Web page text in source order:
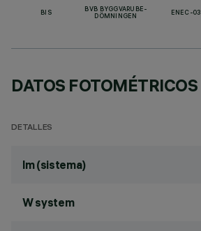
BIS
BVB BYGGVARUBE-
DÖMNINGEN
ENEC-03
DATOS FOTOMÉTRICOS
DETALLES
lm (sistema)
W system